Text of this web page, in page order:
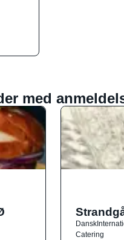
med
Dansk
Catering